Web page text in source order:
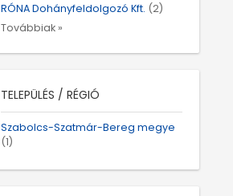
RÓNA Dohányfeldolgozó Kft. (2)
Továbbiak »
TELEPÜLÉS / RÉGIÓ
Szabolcs-Szatmár-Bereg megye
(1)